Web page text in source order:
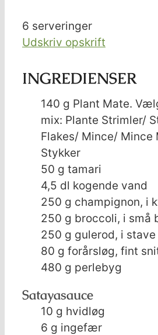
6 serveringer
Udskriv opskrift
INGREDIENSER
140 g Plant Mate.
mix: Plante Strimler/
Flakes/ Mince/ Mince
Stykker
50 g tamari
4,5 dl kogende vand
250 g champignon, i
250 g broccoli, i små
250 g gulerod, i stave
80 g forårsløg, fint
480 g perlebyg
Satayasauce
10 g hvidløg
6 g ingefær